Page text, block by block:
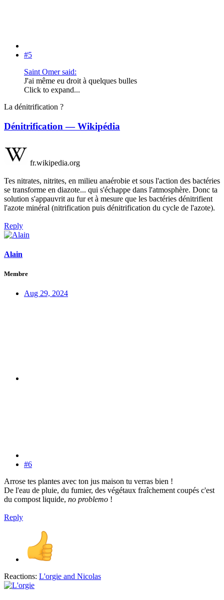
#5
Saint Omer said:
J'ai même eu droit à quelques bulles
Click to expand...
La dénitrification ?
Dénitrification — Wikipédia
fr.wikipedia.org
Tes nitrates, nitrites, en milieu anaérobie et sous l'action des bactéries
se transforme en diazote... qui s'échappe dans l'atmosphère. Donc ta
solution s'appauvrit au fur et à mesure que les bactéries dénitrifient
l'azote minéral (nitrification puis dénitrification du cycle de l'azote).
Reply
Alain
Membre
Aug 29, 2024
#6
Arrose tes plantes avec ton jus maison tu verras bien !
De l'eau de pluie, du fumier, des végétaux fraîchement coupés c'est
du compost liquide, no problemo !
Reply
Reactions: L'orgie and Nicolas